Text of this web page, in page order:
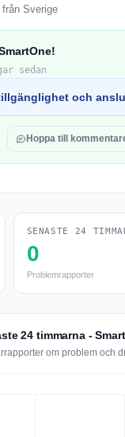
Sverige
sedan
och
Hoppa till
SENASTE 24
0
Problemrapporter
24 timmarna -
om problem och